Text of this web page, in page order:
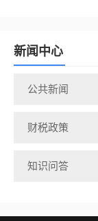
新闻中心
公共新闻
财税政策
知识问答